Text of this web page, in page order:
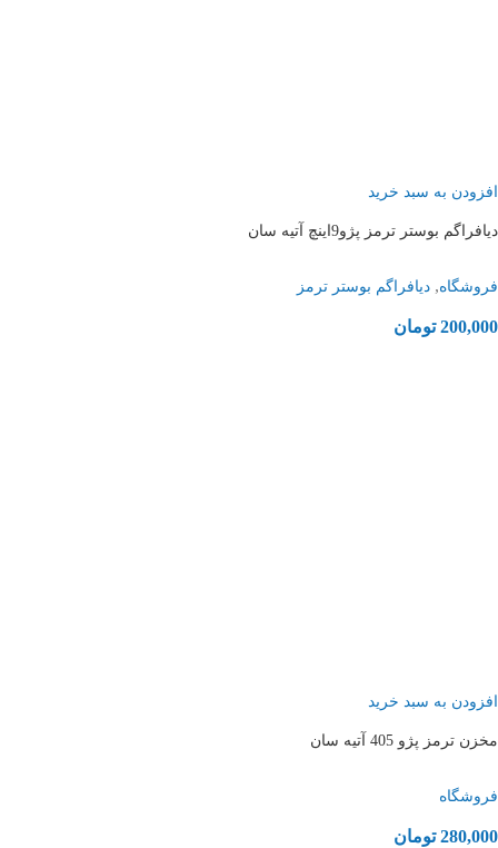
افزودن به سبد خرید
دیافراگم بوستر ترمز پژو9اینچ آتیه سان
فروشگاه, دیافراگم بوستر ترمز
200,000 تومان
افزودن به سبد خرید
مخزن ترمز پژو 405 آتیه سان
فروشگاه
280,000 تومان